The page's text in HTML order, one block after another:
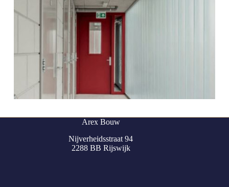
Arex Bouw
Nijverheidsstraat 94
2288 BB Rijswijk